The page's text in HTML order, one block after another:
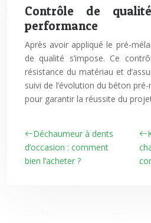
Contrôle de
performance
Après avoir appliqué le pré-
de qualité s’impose. Ce
résistance du matériau et
suivi de l’évolution du béton
pour garantir la réussite du
Déchaumeur à dents
d’occasion : comment
bien l’acheter ?